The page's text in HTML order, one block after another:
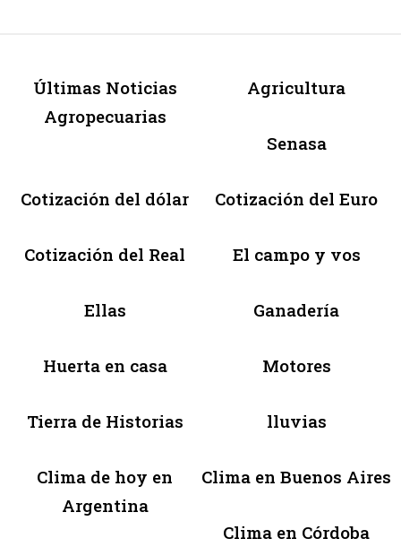
Últimas Noticias
Agropecuarias
Agricultura
Senasa
Cotización del dólar Cotización del Euro
Cotización del Real El campo y vos
Ellas Ganadería
Huerta en casa Motores
Tierra de Historias lluvias
Clima de hoy en
Argentina
Clima en Buenos Aires
Clima en Córdoba